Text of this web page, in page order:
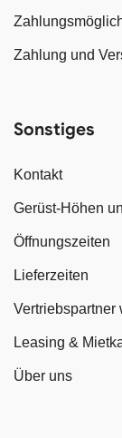
Zahlung und
Sonstiges
Kontakt
Gerüst-Höhen
Öffnungszeiten
Lieferzeiten
Vertriebspartner
Leasing &
Über uns